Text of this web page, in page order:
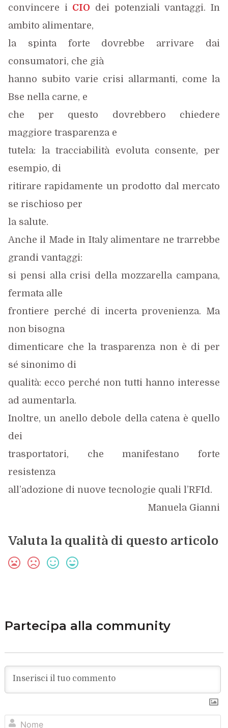
convincere i CIO dei potenziali vantaggi. In
ambito alimentare,
la spinta forte dovrebbe arrivare dai
consumatori, che già
hanno subito varie crisi allarmanti, come la
Bse nella carne, e
che per questo dovrebbero chiedere
maggiore trasparenza e
tutela: la tracciabilità evoluta consente, per
esempio, di
ritirare rapidamente un prodotto dal mercato
se rischioso per
la salute.
Anche il Made in Italy alimentare ne trarrebbe
grandi vantaggi:
si pensi alla crisi della mozzarella campana,
fermata alle
frontiere perché di incerta provenienza. Ma
non bisogna
dimenticare che la trasparenza non è di per
sé sinonimo di
qualità: ecco perché non tutti hanno interesse
ad aumentarla.
Inoltre, un anello debole della catena è quello
dei
trasportatori, che manifestano forte
resistenza
all’adozione di nuove tecnologie quali l’RFId.
Manuela Gianni
Valuta la qualità di questo articolo
Partecipa alla community